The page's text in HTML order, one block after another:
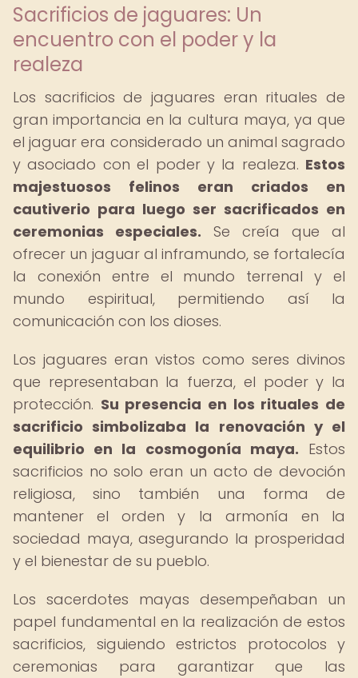
Sacrificios de jaguares: Un
encuentro con el poder y la
realeza
Los sacrificios de jaguares eran rituales de
gran importancia en la cultura maya, ya que
el jaguar era considerado un animal sagrado
y asociado con el poder y la realeza. Estos
majestuosos felinos eran criados en
cautiverio para luego ser sacrificados en
ceremonias especiales. Se creía que al
ofrecer un jaguar al inframundo, se fortalecía
la conexión entre el mundo terrenal y el
mundo espiritual, permitiendo así la
comunicación con los dioses.
Los jaguares eran vistos como seres divinos
que representaban la fuerza, el poder y la
protección. Su presencia en los rituales de
sacrificio simbolizaba la renovación y el
equilibrio en la cosmogonía maya. Estos
sacrificios no solo eran un acto de devoción
religiosa, sino también una forma de
mantener el orden y la armonía en la
sociedad maya, asegurando la prosperidad
y el bienestar de su pueblo.
Los sacerdotes mayas desempeñaban un
papel fundamental en la realización de estos
sacrificios, siguiendo estrictos protocolos y
ceremonias para garantizar que las